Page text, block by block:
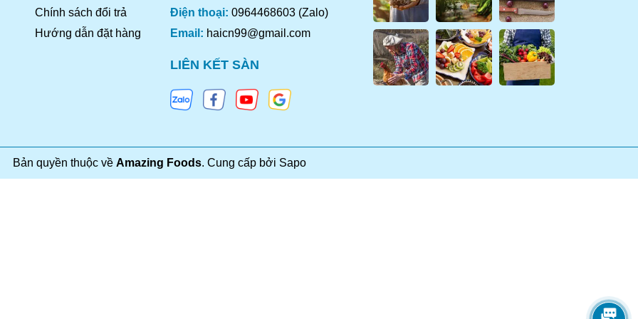
tiêu, dầu ô liu và nước cốt chanh, ướp sườn cừu ít nhất 30 phút.
vỉ nướng, phết mật ong và nướng trong khoảng 15-20 phút mỗi bên cho
cảm nhận hương vị đặc trưng của vùng Địa Trung Hải.
Chính sách đổi trả
Hướng dẫn đặt hàng
Điện thoại: 0964468603 (Zalo)
Email: haicn99@gmail.com
LIÊN KẾT SÀN
Bản quyền thuộc về Amazing Foods. Cung cấp bởi Sapo